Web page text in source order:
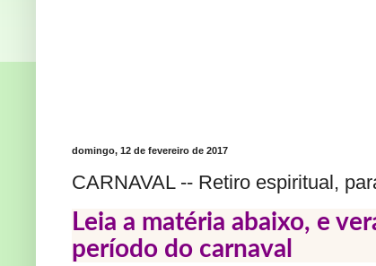
domingo, 12 de fevereiro de 2017
CARNAVAL -- Retiro espiritual,
Leia a matéria abaixo, e
período do carnaval